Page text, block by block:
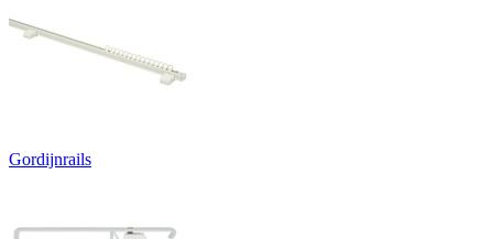
Gordijnrails